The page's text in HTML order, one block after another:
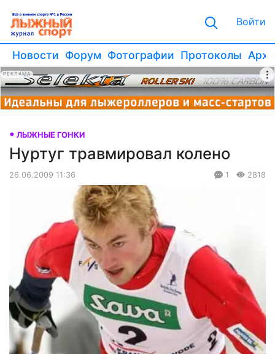
Войти
Новости Форум Фотографии Протоколы
РЕКЛАМА
ЛЫЖНЫЕ ГОНКИ
Нуртуг травмировал колено
26.06.2009 11:36 1 2818